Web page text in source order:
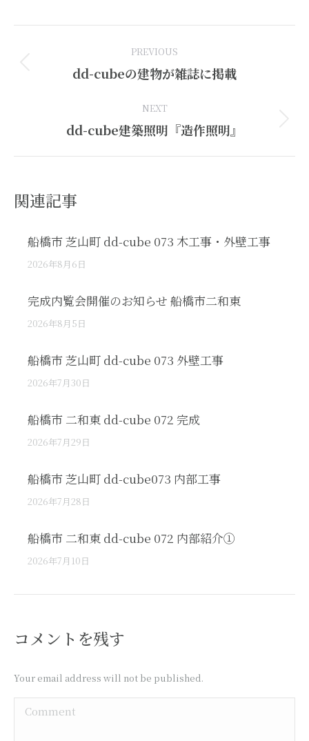
PREVIOUS
Previous
dd-cubeの建物が雑誌に掲載
NEXT
Next
dd-cube建築照明『造作照明』
関連記事
船橋市 芝山町 dd-cube 073 木工事・外壁工事
2026年8月6日
完成内覧会開催のお知らせ 船橋市二和東
2026年8月5日
船橋市 芝山町 dd-cube 073 外壁工事
2026年7月30日
船橋市 二和東 dd-cube 072 完成
2026年7月29日
船橋市 芝山町 dd-cube073 内部工事
2026年7月28日
船橋市 二和東 dd-cube 072 内部紹介①
2026年7月10日
コメントを残す
Your email address will not be published.
Comment